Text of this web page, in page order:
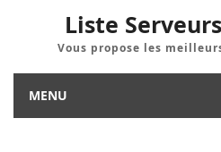
Liste
Vous propose les
MENU